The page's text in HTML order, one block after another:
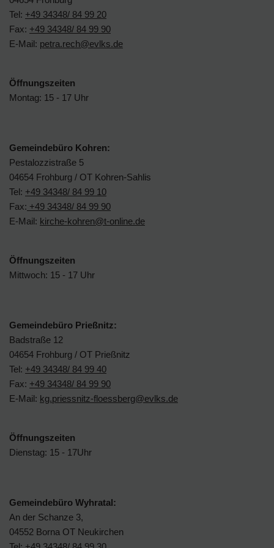
Tel: +49 34348/ 84 99 20
Fax: +49 34348/ 84 99 90
E-Mail: petra.rech@evlks.de
Öffnungszeiten
Montag: 15 - 17 Uhr
Gemeindebüro Kohren:
Pestalozzistraße 5
04654 Frohburg / OT Kohren-Sahlis
Tel: +49 34348/ 84 99 10
Fax: +49 34348/ 84 99 90
E-Mail: kirche-kohren@t-online.de
Öffnungszeiten
Mittwoch: 15 - 17 Uhr
Gemeindebüro Prießnitz:
Badstraße 12
04654 Frohburg / OT Prießnitz
Tel: +49 34348/ 84 99 40
Fax: +49 34348/ 84 99 90
E-Mail: kg.priessnitz-floessberg@evlks.de
Öffnungszeiten
Dienstag: 15 - 17Uhr
Gemeindebüro Wyhratal:
An der Schanze 3,
04552 Borna OT Neukirchen